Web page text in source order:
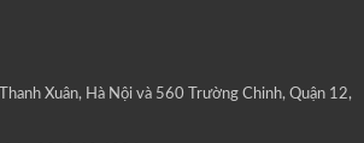
Xuân, Hà Nội và 560 Trường Chinh, Quận 12,